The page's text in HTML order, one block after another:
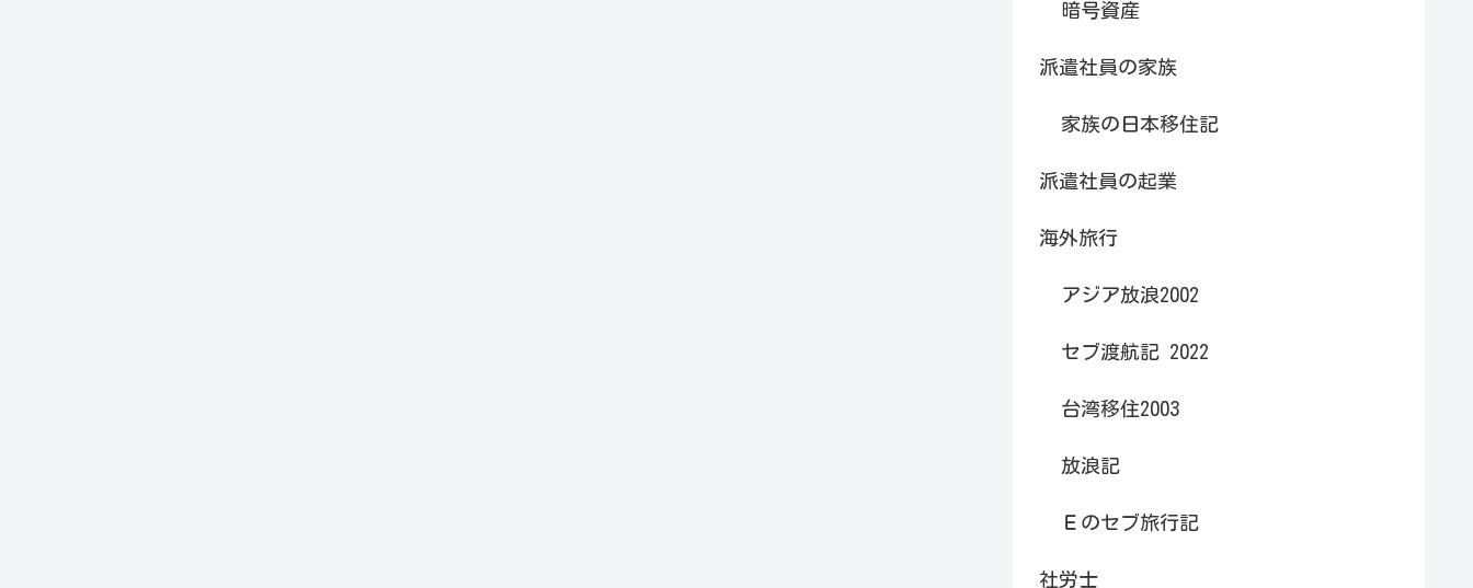
暗号資産
派遣社員の家族
家族の日本移住記
派遣社員の起業
海外旅行
アジア放浪2002
セブ渡航記 2022
台湾移住2003
放浪記
Ｅのセブ旅行記
社労士